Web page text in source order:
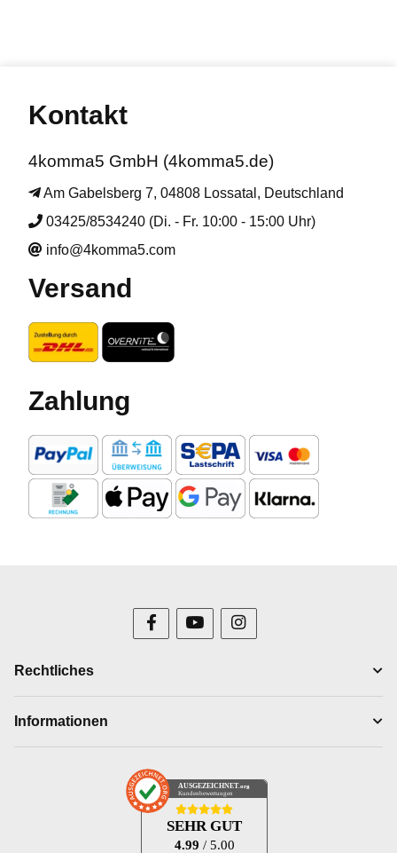
Kontakt
4komma5 GmbH (4komma5.de)
Am Gabelsberg 7, 04808 Lossatal, Deutschland
03425/8534240 (Di. - Fr. 10:00 - 15:00 Uhr)
info@4komma5.com
Versand
Zahlung
Rechtliches
Informationen
AUSGEZEICHNET .org
Kundenbewertungen
SEHR GUT
4.99 / 5.00